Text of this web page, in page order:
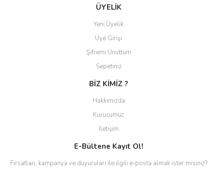
Gönder
ÜYELİK
Yeni Üyelik
Üye Girişi
Şifremi Unuttum
Sepetiniz
BİZ KİMİZ ?
Hakkımızda
Kurucumuz
İletişim
E-Bültene Kayıt Ol!
Fırsatları, kampanya ve duyuruları ile ilgili e-posta almak ister misiniz?